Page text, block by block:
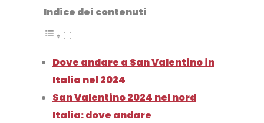
Indice dei contenuti
Dove andare a San Valentino in
Italia nel 2024
San Valentino 2024 nel nord
Italia: dove andare